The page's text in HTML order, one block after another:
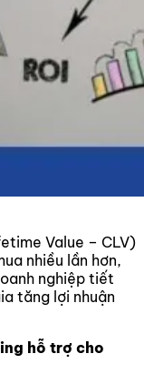
Value – CLV)
nhiều lần hơn,
nghiệp tiết
tăng lợi nhuận
hỗ trợ cho